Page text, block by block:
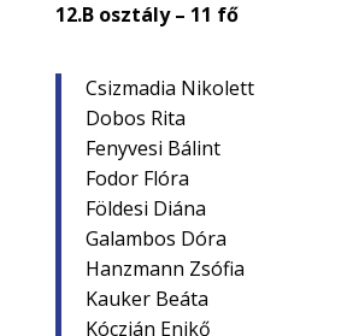
12.B osztály – 11 fő
Csizmadia Nikolett
Dobos Rita
Fenyvesi Bálint
Fodor Flóra
Földesi Diána
Galambos Dóra
Hanzmann Zsófia
Kauker Beáta
Kóczián Enikő